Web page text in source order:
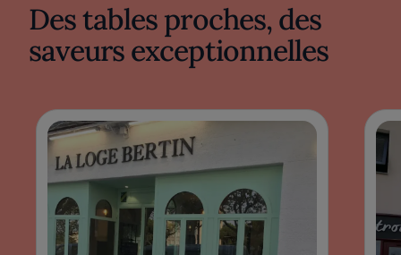
Des tables proches, des
saveurs exceptionnelles